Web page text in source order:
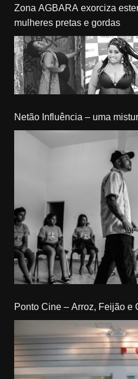
Zona AGBARA exorciza
mulheres pretas e gordas
Netão Influência – uma
Ponto Cine – Arroz, Feijão e